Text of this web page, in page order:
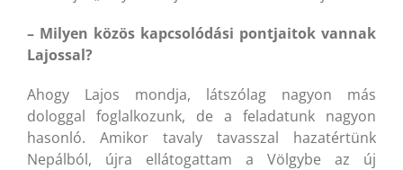
– Milyen közös kapcsolódási pontjaitok vannak
Lajossal?
Ahogy Lajos mondja, látszólag nagyon más
dologgal foglalkozunk, de a feladatunk nagyon
hasonló. Amikor tavaly tavasszal hazatértünk
Nepálból, újra ellátogattam a Völgybe az új